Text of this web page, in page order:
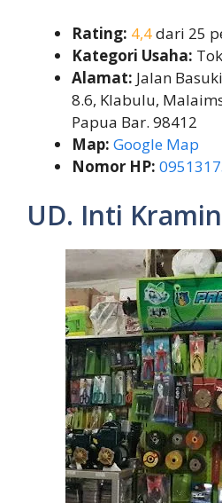
Rating: 4,4dari 25
Kategori Usaha:
Alamat: Jalan
8.6, Klabulu,
Papua Bar. 98412
Map: Google Map
Nomor HP:
UD. Inti